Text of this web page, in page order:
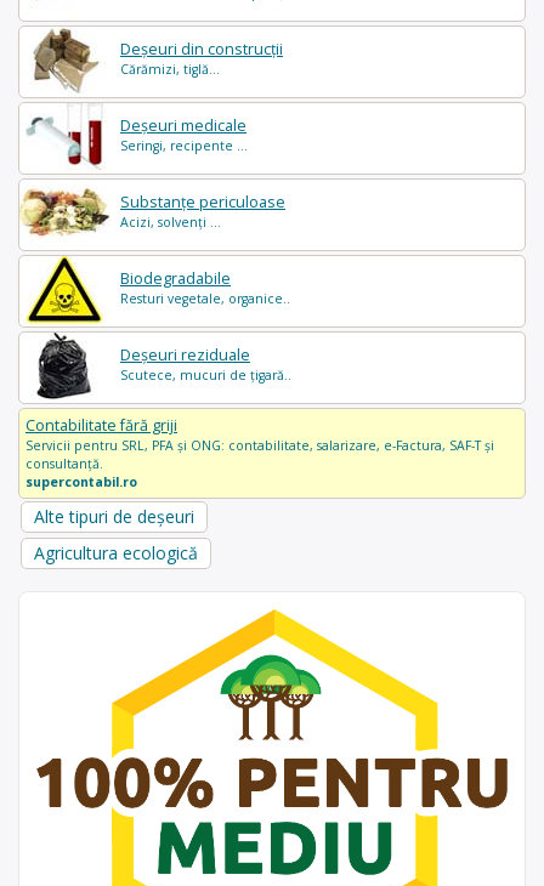
Deșeuri din construcții
Cărămizi, tiglă...
Deșeuri medicale
Seringi, recipente ...
Substanțe periculoase
Acizi, solvenți ...
Biodegradabile
Resturi vegetale, organice..
Deșeuri reziduale
Scutece, mucuri de țigară..
Contabilitate fără griji
Servicii pentru SRL, PFA și ONG: contabilitate, salarizare, e-Factura, SAF-T și
consultanță.
supercontabil.ro
Alte tipuri de deșeuri
Agricultura ecologică